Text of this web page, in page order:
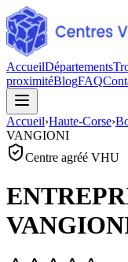
AccueilDépartements
proximitéBlogFAQ
Accueil›Haute-Corse›
VANGIONI
Centre agréé VHU